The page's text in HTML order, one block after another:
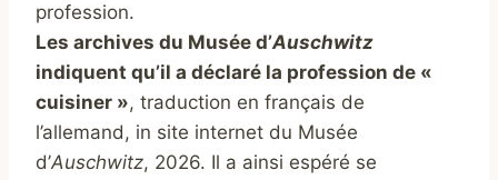
profession.
Les archives du Musée d’Auschwitz
indiquent qu’il a déclaré la profession de «
cuisiner », traduction en français de
l’allemand, in site internet du Musée
d’Auschwitz, 2026. Il a ainsi espéré se